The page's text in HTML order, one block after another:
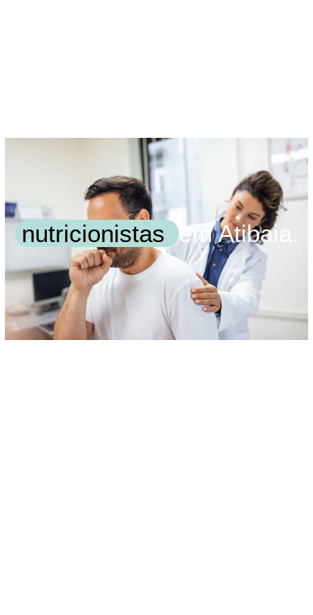
nutricionistas em Atibaia.